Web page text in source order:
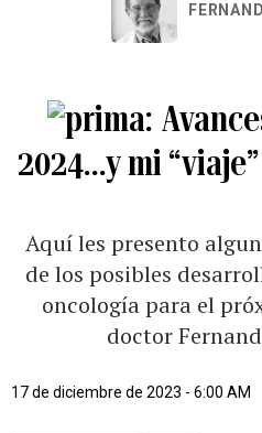
2024…y mi
Aquí les presento
de los posibles
oncología para el
doctor
17 de diciembre de 2023 - 6:00 AM